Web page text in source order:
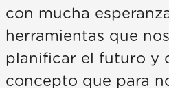
con mucha
herramientas que
planificar el futuro y
concepto que para